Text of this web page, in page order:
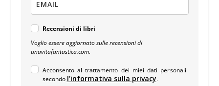
Recensioni di libri
Voglio essere aggiornato sulle recensioni di
unavitafantastica.com.
Acconsento al trattamento dei miei dati personali
secondo l'informativa sulla privacy.